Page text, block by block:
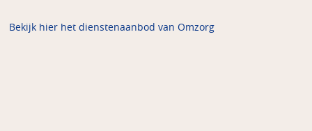
Bekijk hier het dienstenaanbod van Omzorg